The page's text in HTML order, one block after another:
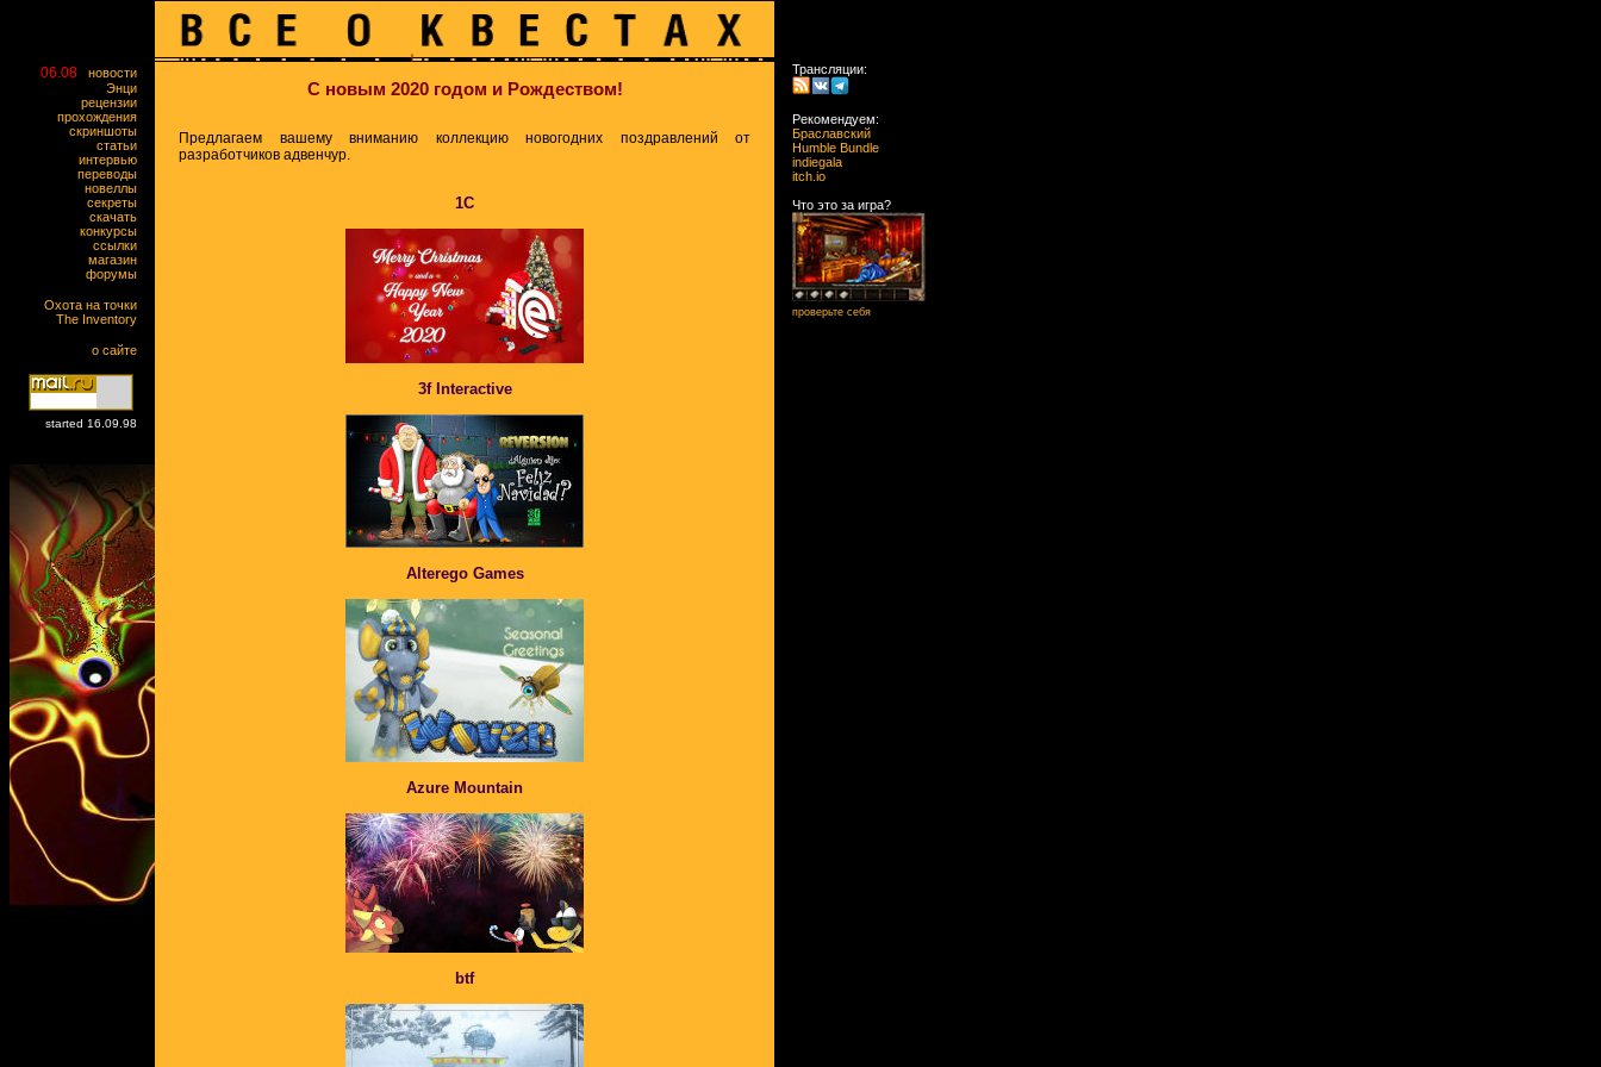
06.08
новости
Энци
рецензии
прохождения
скриншоты
статьи
интервью
переводы
новеллы
секреты
скачать
конкурсы
ссылки
магазин
форумы
Охота на точки
The Inventory
о сайте
started 16.09.98
С новым 2020 годом и Рождеством!
Предлагаем вашему вниманию коллекцию новогодних поздравлений от
разработчиков адвенчур.
1С
3f Interactive
Alterego Games
Azure Mountain
btf
Трансляции:
Рекомендуем:
Браславский
Humble Bundle
indiegala
itch.io
Что это за игра?
проверьте себя